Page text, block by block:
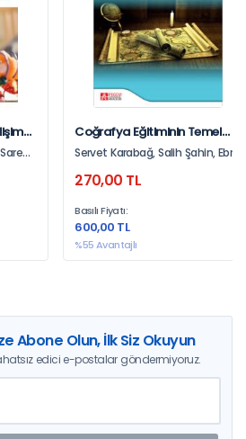
Coğrafya Eğitiminin Temel
Eksenleri
Servet Karabağ, Salih Şahin, Ebru
Şahin, Nurcan Demiralp, Songül
Hülya Yiğit Özüdoğru, Fatma
Torun, Murat Gülbetekin, Nazan
Karakaş Özür, Alper Koçak,
Serkan Kırkeser
270,00 TL
Basılı Fiyatı:
600,00 TL
%55 Avantajlı
Abone Olun, İlk Siz Okuyun
edici e-postalar göndermiyoruz.